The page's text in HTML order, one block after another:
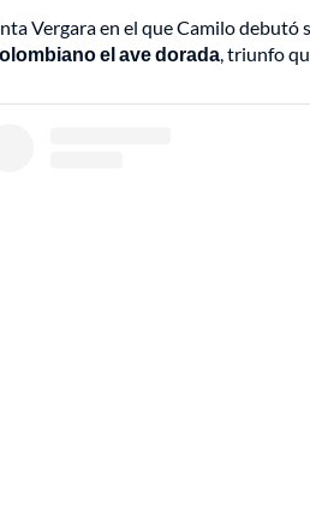
Vergara en el que Camilo debutó
el ave dorada, triunfo